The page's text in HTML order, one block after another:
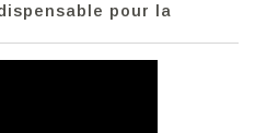
pour la